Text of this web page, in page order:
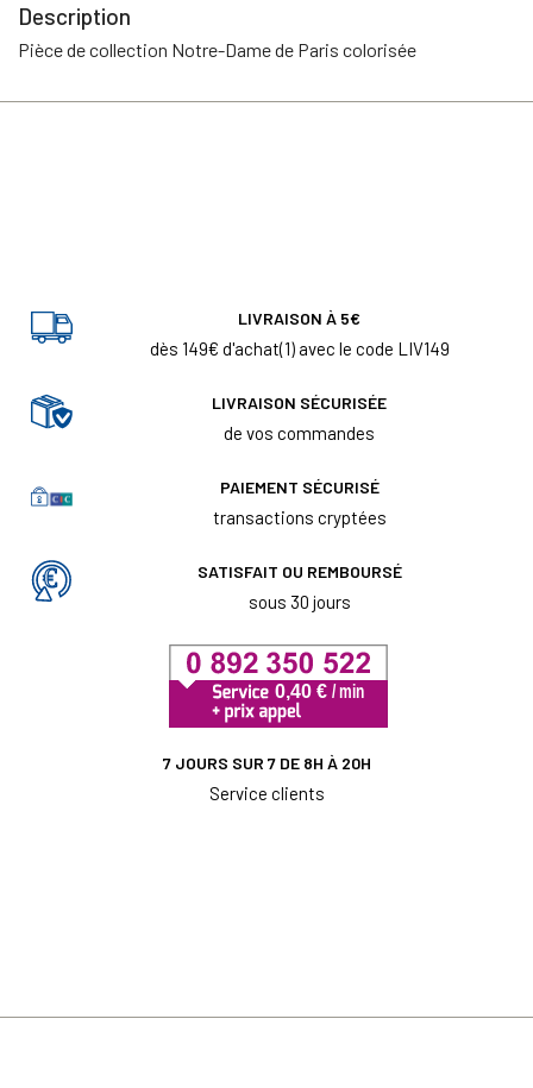
Description
Pièce de collection Notre-Dame de Paris colorisée
LIVRAISON À 5€
dès 149€ d'achat(1) avec le code LIV149
LIVRAISON SÉCURISÉE
de vos commandes
PAIEMENT SÉCURISÉ
transactions cryptées
SATISFAIT OU REMBOURSÉ
sous 30 jours
7 JOURS SUR 7 DE 8H À 20H
Service clients